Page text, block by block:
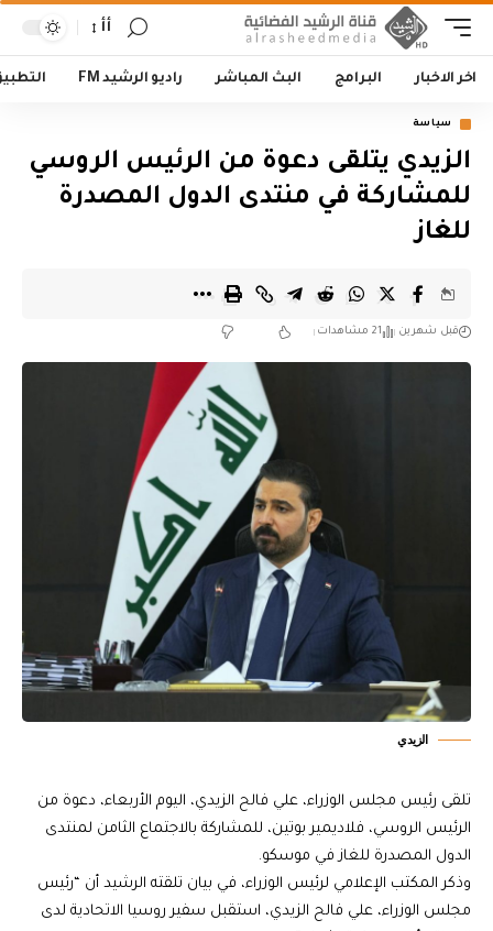
أأ
اخر الاخبار البرامج البث المباشر راديو الرشيد FM
سياسة
الزيدي يتلقى دعوة من الرئيس الروسي
للمشاركة في منتدى الدول المصدرة
للغاز
قبل شهرين 21 مشاهدات
الزيدي
تلقى رئيس مجلس الوزراء، علي فالح الزيدي، اليوم الأربعاء، دعوة من
الرئيس الروسي، فلاديمير بوتين، للمشاركة بالاجتماع الثامن لمنتدى
الدول المصدرة للغاز في موسكو.
وذكر المكتب الإعلامي لرئيس الوزراء، في بيان تلقته الرشيد أن “رئيس
مجلس الوزراء، علي فالح الزيدي، استقبل سفير روسيا الاتحادية لدى